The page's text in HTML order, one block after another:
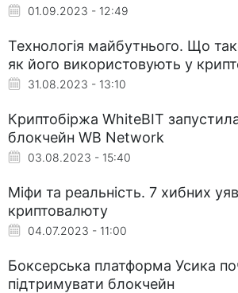
01.09.2023 - 12:49
Технологія майбутнього. Що
як його використовують у
31.08.2023 - 13:10
Криптобіржа WhiteBIT
блокчейн WB Network
03.08.2023 - 15:40
Міфи та реальність. 7 хибних
криптовалюту
04.07.2023 - 11:00
Боксерська платформа Усика
підтримувати блокчейн